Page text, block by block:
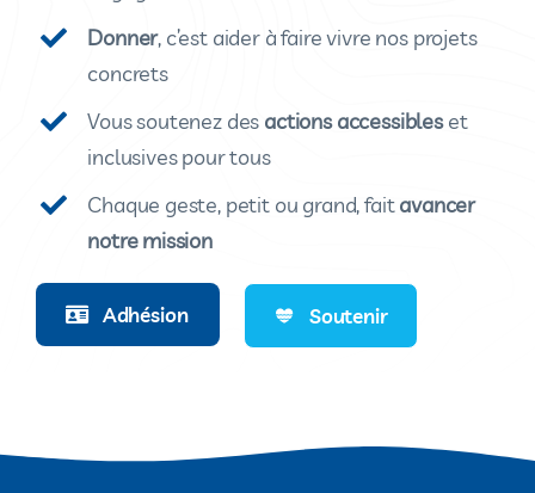
Donner, c’est aider à faire vivre nos projets
concrets
Vous soutenez des actions accessibleset
inclusives pour tous
Chaque geste, petit ou grand, faitavancer
notre mission
Adhésion Soutenir